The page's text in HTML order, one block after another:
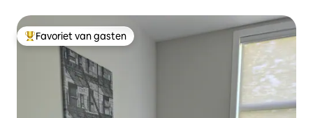
Topfavoriet van gasten
Favoriet van gasten